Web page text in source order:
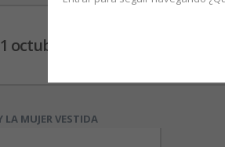
1 octubre, 2010